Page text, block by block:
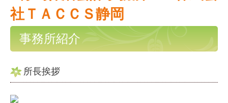
経営理念
事務所紹介
所長挨拶